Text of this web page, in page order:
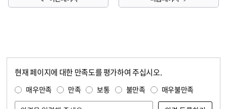
현재 페이지에 대한 만족도를 평가하여 주십시오.
매우만족 만족 보통 불만족 매우불만족